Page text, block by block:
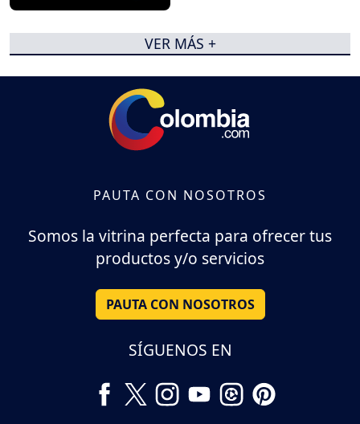
VER MÁS +
PAUTA CON NOSOTROS
Somos la vitrina perfecta para ofrecer tus
productos y/o servicios
PAUTA CON NOSOTROS
SÍGUENOS EN